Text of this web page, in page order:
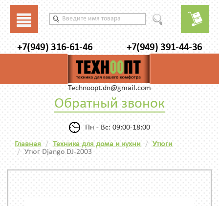
+7(949) 316-61-46 +7(949) 391-44-36
Technoopt.dn@gmail.com
Обратный звонок
Пн - Вс: 09:00-18:00
Главная Техника для дома и кухни
Утюги
Утюг Django DJ-2003